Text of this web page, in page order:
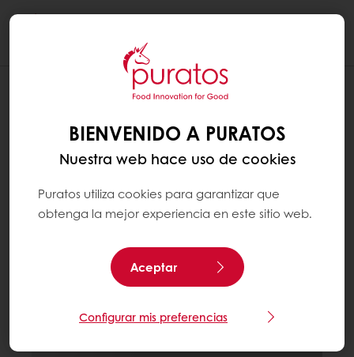
BIENVENIDO A PURATOS
Nuestra web hace uso de cookies
Puratos utiliza cookies para garantizar que
obtenga la mejor experiencia en este sitio web.
Aceptar
Configurar mis preferencias